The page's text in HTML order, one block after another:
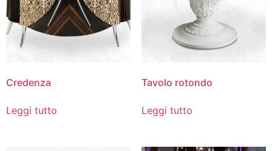
Credenza
Leggi tutto
Tavolo rotondo
Leggi tutto